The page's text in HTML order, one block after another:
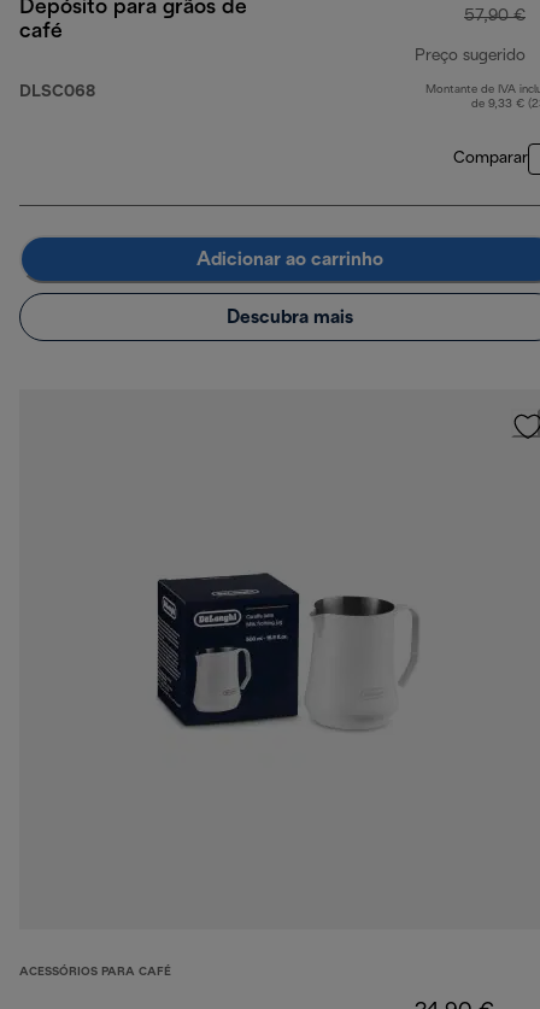
Depósito para grãos de
café
DLSC068
57,90 €
Preço sugerido
Montante de IVA
de 9,33 €
Comparar
Adicionar ao carrinho
Descubra mais
ACESSÓRIOS PARA CAFÉ